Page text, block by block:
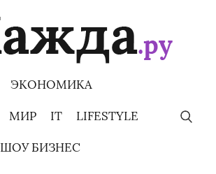
ЭКОНОМИКА
МИР IT LIFESTYLE
ШОУ БИЗНЕС